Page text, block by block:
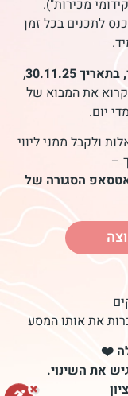
מכירות").
לתכנים בכל זמן
30.11.25
,
את המבוא של
יום.
ולקבל ממני ליווי
–
הסגורה של
את אותו המסע
❤️
את השינוי.